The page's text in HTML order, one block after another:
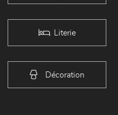
Literie
Décoration